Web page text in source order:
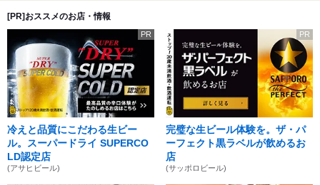
[PR]おススメのお店・情報
PR
冷えと品質にこだわる生ビー
ル。スーパードライ SUPERCO
LD認定店
(アサヒビール)
PR
完璧な生ビール体験を。ザ・パ
ーフェクト黒ラベルが飲めるお
店
(サッポロビール)